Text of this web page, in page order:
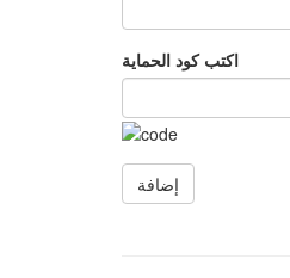
اكتب كود الحماية
إضافة